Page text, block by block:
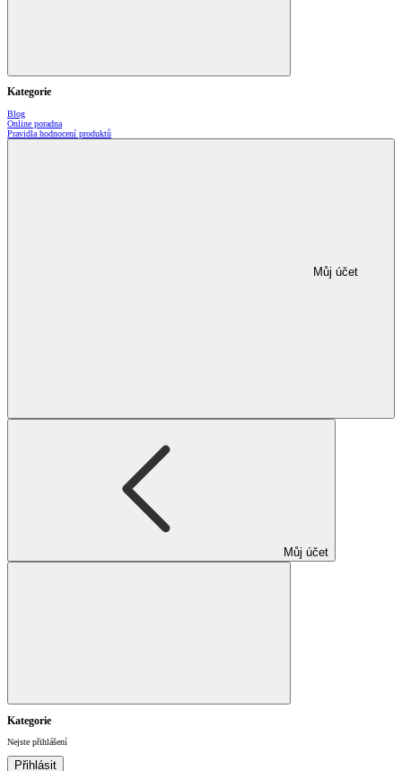
Kategorie
Blog
Online poradna
Pravidla hodnocení produktů
Můj účet
Můj účet
Kategorie
Nejste přihlášení
Přihlásit